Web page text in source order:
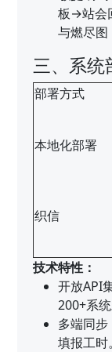
板→站会
与燃尽图
三、系统
部署方式
本地化部署
织信
技术特性：
开放API
200+系统
多端同
填报工时。